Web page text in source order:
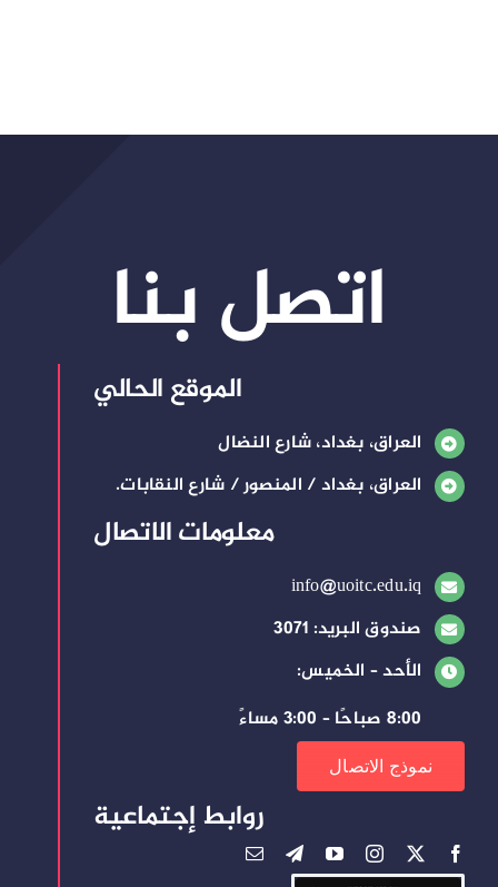
اتصل بنا
الموقع الحالي
العراق، بغداد، شارع النضال
العراق، بغداد / المنصور / شارع النقابات.
معلومات الاتصال
info@uoitc.edu.iq
صندوق البريد: 3071
الأحد – الخميس:
8:00 صباحًا – 3:00 مساءً
نموذج الاتصال
روابط إجتماعية